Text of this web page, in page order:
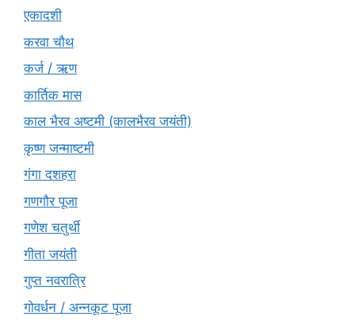
एकादशी
करवा चौथ
कर्ज / ऋण
कार्तिक मास
काल भैरव अष्टमी (कालभैरव जयंती)
कृष्ण जन्माष्टमी
गंगा दशहरा
गणगौर पूजा
गणेश चतुर्थी
गीता जयंती
गुप्त नवरात्रि
गोवर्धन / अन्नकूट पूजा